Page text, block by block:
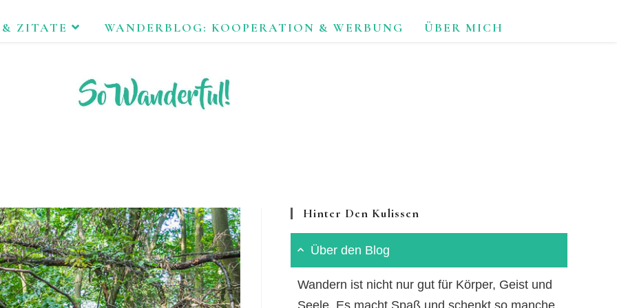
& ZITATE WANDERBLOG: KOOPERATION & WERBUNG ÜBER MICH
Hinter Den Kulissen
Über den Blog
Wandern ist nicht nur gut für Körper, Geist und
Seele. Es macht Spaß und schenkt so manche